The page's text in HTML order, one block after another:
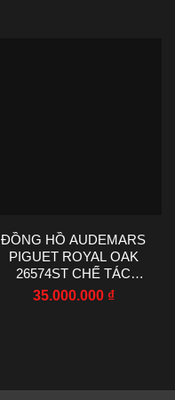
ĐỒNG HỒ AUDEMARS
PIGUET ROYAL OAK
26574ST CHẾ TÁC
MOISSANITE BAGUETTE
35.000.000 ₫